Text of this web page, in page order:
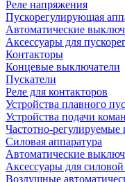
Реле напряжения
Пускорегулирующая
Автоматические
Аксессуары для
Контакторы
Концевые выключатели
Пускатели
Реле для контакторов
Устройства плавного
Устройства подачи
Частотно-регулируемые
Силовая аппаратура
Автоматические
Аксессуары для
Воздушные